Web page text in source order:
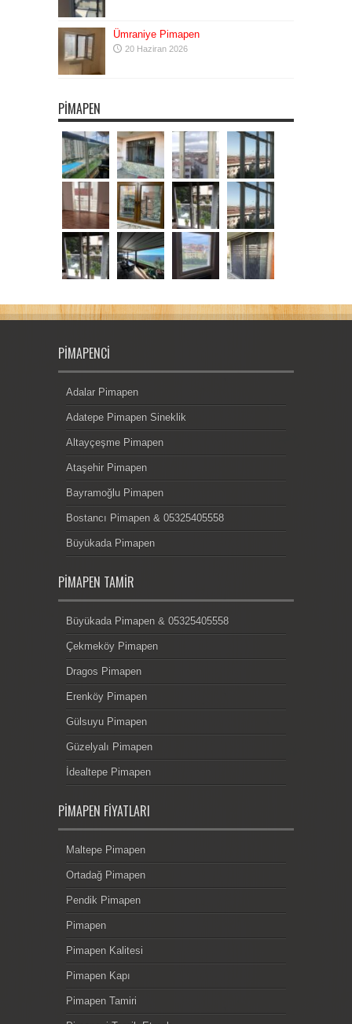
Ümraniye Pimapen
20 Haziran 2026
PIMAPEN
PIMAPENCI
Adalar Pimapen
Adatepe Pimapen Sineklik
Altayçeşme Pimapen
Ataşehir Pimapen
Bayramoğlu Pimapen
Bostancı Pimapen & 05325405558
Büyükada Pimapen
PIMAPEN TAMIR
Büyükada Pimapen & 05325405558
Çekmeköy Pimapen
Dragos Pimapen
Erenköy Pimapen
Gülsuyu Pimapen
Güzelyalı Pimapen
İdealtepe Pimapen
PIMAPEN FIYATLARI
Maltepe Pimapen
Ortadağ Pimapen
Pendik Pimapen
Pimapen
Pimapen Kalitesi
Pimapen Kapı
Pimapen Tamiri